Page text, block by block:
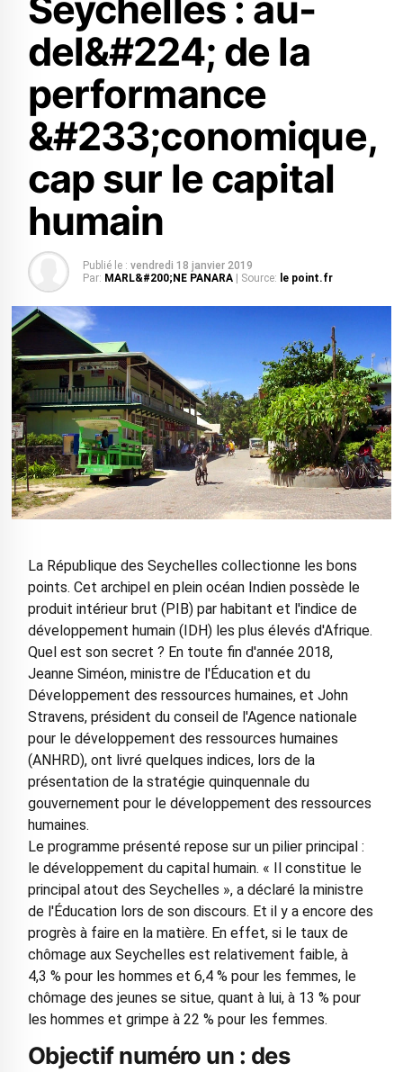
del&#224; de la
performance
&#233;conomique,
cap sur le capital
humain
Publié le : vendredi 18 janvier 2019
Par: MARL&#200;NE PANARA | Source: le point.fr
La République des Seychelles collectionne les bons
points. Cet archipel en plein océan Indien possède le
produit intérieur brut (PIB) par habitant et l'indice de
développement humain (IDH) les plus élevés d'Afrique.
Quel est son secret ? En toute fin d'année 2018,
Jeanne Siméon, ministre de l'Éducation et du
Développement des ressources humaines, et John
Stravens, président du conseil de l'Agence nationale
pour le développement des ressources humaines
(ANHRD), ont livré quelques indices, lors de la
présentation de la stratégie quinquennale du
gouvernement pour le développement des ressources
humaines.
Le programme présenté repose sur un pilier principal :
le développement du capital humain. « Il constitue le
principal atout des Seychelles », a déclaré la ministre
de l'Éducation lors de son discours. Et il y a encore des
progrès à faire en la matière. En effet, si le taux de
chômage aux Seychelles est relativement faible, à
4,3 % pour les hommes et 6,4 % pour les femmes, le
chômage des jeunes se situe, quant à lui, à 13 % pour
les hommes et grimpe à 22 % pour les femmes.
Objectif numéro un : des